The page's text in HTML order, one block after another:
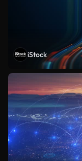
iStock